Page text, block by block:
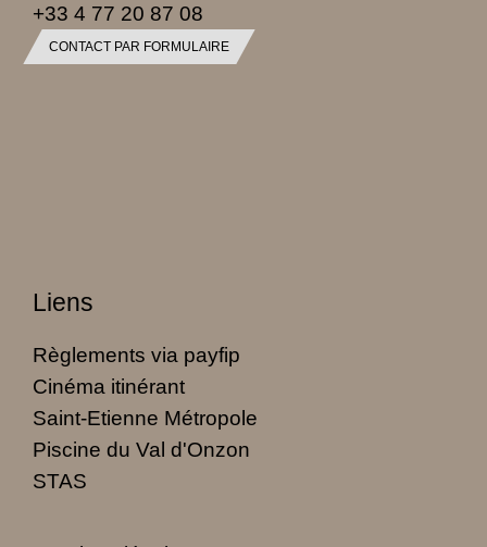
+33 4 77 20 87 08
CONTACT PAR FORMULAIRE
Liens
Règlements via payfip
Cinéma itinérant
Saint-Etienne Métropole
Piscine du Val d'Onzon
STAS